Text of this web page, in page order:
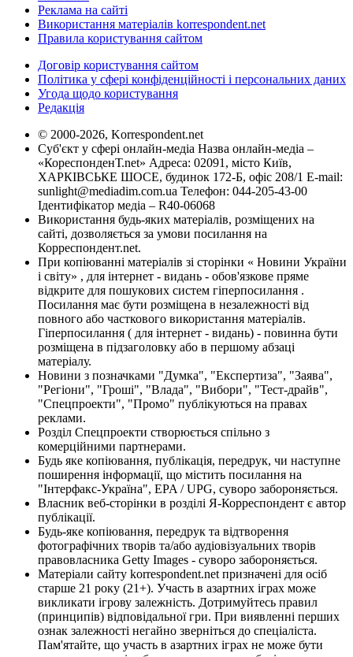
Реклама на сайті
Використання матеріалів korrespondent.net
Правила користування сайтом
Договір користування сайтом
Політика у сфері конфіденційності і персональних даних
Угода щодо користування
Редакція
© 2000-2026, Korrespondent.net
Суб'єкт у сфері онлайн-медіа Назва онлайн-медіа –
«КореспонденТ.net» Адреса: 02091, місто Київ,
ХАРКІВСЬКЕ ШОСЕ, будинок 172-Б, офіс 208/1 E-mail:
sunlight@mediadim.com.ua Телефон: 044-205-43-00
Ідентифікатор медіа – R40-06068
Використання будь-яких матеріалів, розміщених на
сайті, дозволяється за умови посилання на
Корреспондент.net.
При копіюванні матеріалів зі сторінки « Новини України
і світу» , для інтернет - видань - обов'язкове пряме
відкрите для пошукових систем гіперпосилання .
Посилання має бути розміщена в незалежності від
повного або часткового використання матеріалів.
Гіперпосилання ( для інтернет - видань) - повинна бути
розміщена в підзаголовку або в першому абзаці
матеріалу.
Новини з позначками "Думка", "Експертиза", "Заява",
"Регіони", "Гроші", "Влада", "Вибори", "Тест-драйв",
"Спецпроекти", "Промо" публікуються на правах
реклами.
Розділ Спецпроекти створюється спільно з
комерційними партнерами.
Будь яке копіювання, публікація, передрук, чи наступне
поширення інформації, що містить посилання на
"Інтерфакс-Україна", EPA / UPG, суворо забороняється.
Власник веб-сторінки в розділі Я-Корреспондент є автор
публікації.
Будь-яке копіювання, передрук та відтворення
фотографічних творів та/або аудіовізуальних творів
правовласника Getty Images - суворо забороняється.
Матеріали сайту korrespondent.net призначені для осіб
старше 21 року (21+). Участь в азартних іграх може
викликати ігрову залежність. Дотримуйтесь правил
(принципів) відповідальної гри. При виявленні перших
ознак залежності негайно зверніться до спеціаліста.
Пам'ятайте, що участь в азартних іграх не може бути